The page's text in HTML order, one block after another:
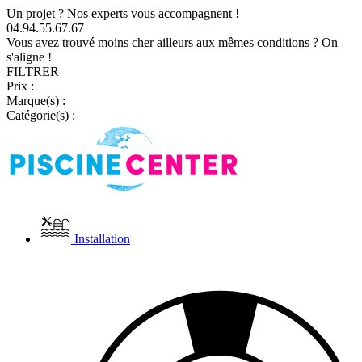
Un projet ? Nos experts vous accompagnent !
04.94.55.67.67
Vous avez trouvé moins cher ailleurs aux mêmes conditions ? On
s'aligne !
FILTRER
Prix :
Marque(s) :
Catégorie(s) :
Installation